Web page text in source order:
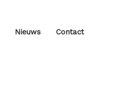
Nieuws Contact